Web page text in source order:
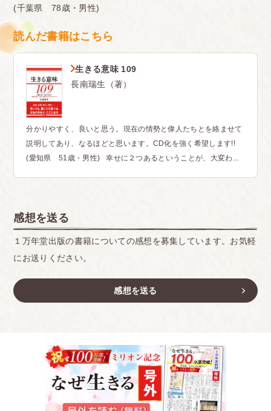
(千葉県 78歳・男性)
読んだ書籍はこちら
生きる意味 109
長南瑞生（著）
分かりやすく、良いと思う。現在の情勢と偉人たちとを絡ませて
説明してあり、なるほどと思います。CD化を強く希望します!!
(愛知県 51歳・男性) 幸せに２つあるということが、大変わ...
感想を送る
１万年堂出版の書籍についての感想を募集しています。お気軽
にお送りください。
感想を送る